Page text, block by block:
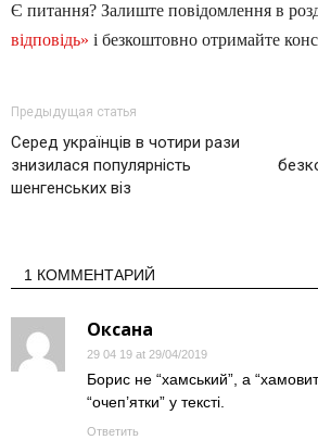
Є питання? Залиште повідомлення в
відповідь» і безкоштовно отримайте
Предыдущая статья
Серед українців в чотири рази
знизилася популярність
шенгенських віз
1 КОММЕНТАРИЙ
Оксана
29 04 19 at 29/04/2019
Борис не “хамський”, а
“очеп’ятки” у тексті.
Ответить